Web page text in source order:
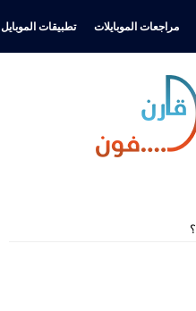
مراجعات الموبايلات تطبيقات الموبايل